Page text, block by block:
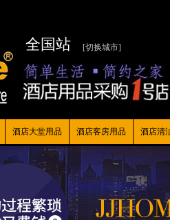
全国站 [切换城市]
酒店大堂用品 酒店客房用品 酒店清